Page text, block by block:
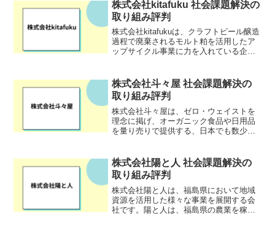
強みで...
株式会社kitafuku 社会課題解決の
取り組み評判
株式会社kitafukuは、クラフトビール醸造
過程で廃棄されるモルト粕を活用したア
ップサイクル事業に力を入れている企業
で100〜300kgも排出されます。これま
で、一...
株式会社斗々屋 社会課題解決の
取り組み評判
株式会社斗々屋は、ゼロ・ウェイストを
理念に掲げ、オーガニック食品や日用品
を量り売りで提供する、日本でも数少な
いるのではなく、欲しい商品を必要な分
だけ計量して、購入すると...
株式会社陽と人 社会課題解決の
取り組み評判
株式会社陽と人は、福島県において地域
資源を活用した様々な事業を展開する会
社です。陽と人は、福島県の農業を稼げ